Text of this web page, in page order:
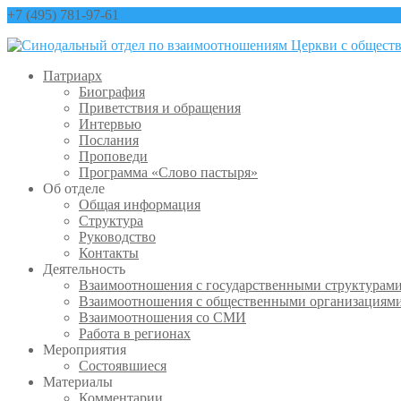
+7 (495) 781-97-61
Патриарх
Биография
Приветствия и обращения
Интервью
Послания
Проповеди
Программа «Слово пастыря»
Об отделе
Общая информация
Структура
Руководство
Контакты
Деятельность
Взаимоотношения с государственными
Взаимоотношения с общественными
Взаимоотношения со СМИ
Работа в регионах
Мероприятия
Состоявшиеся
Материалы
Комментарии